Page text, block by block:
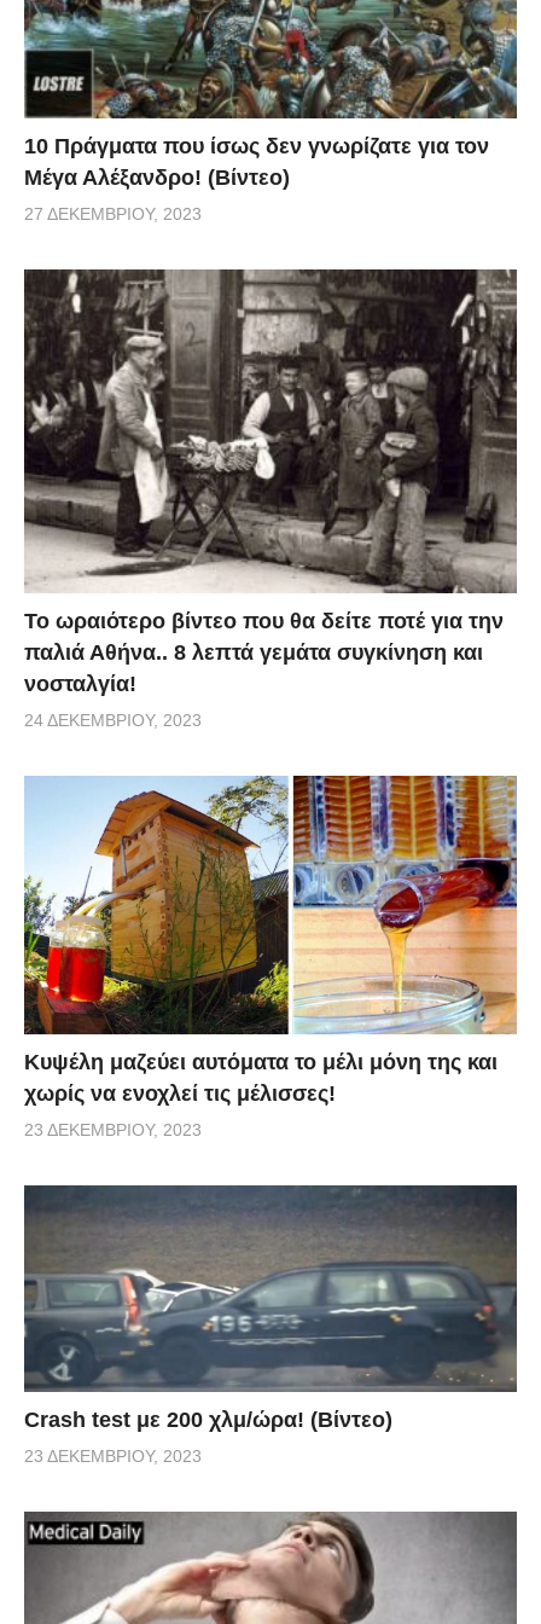
10 Πράγματα που ίσως δεν γνωρίζατε για τον
Μέγα Αλέξανδρο! (Βίντεο)
27 ΔΕΚΕΜΒΡΊΟΥ, 2023
Το ωραιότερο βίντεο που θα δείτε ποτέ για την
παλιά Αθήνα.. 8 λεπτά γεμάτα συγκίνηση και
νοσταλγία!
24 ΔΕΚΕΜΒΡΊΟΥ, 2023
Κυψέλη μαζεύει αυτόματα το μέλι μόνη της και
χωρίς να ενοχλεί τις μέλισσες!
23 ΔΕΚΕΜΒΡΊΟΥ, 2023
Crash test με 200 χλμ/ώρα! (Βίντεο)
23 ΔΕΚΕΜΒΡΊΟΥ, 2023